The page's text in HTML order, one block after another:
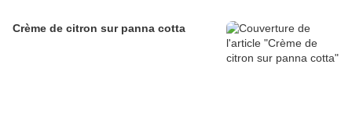
Crème de citron sur panna cotta